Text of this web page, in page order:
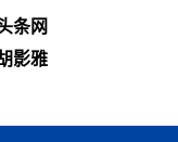
条网
影雅